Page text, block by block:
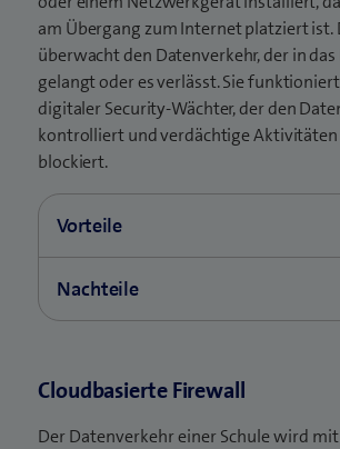
am Übergang zum Internet platziert ist.
überwacht den Datenverkehr, der in
gelangt oder es verlässt. Sie
digitaler Security-Wächter, der den
kontrolliert und verdächtige
blockiert.
Vorteile
Bei der Konfiguration der lokalen
Sicherheitsfunktionen, die Sie
deaktivieren können.
Nachteile
und komplexer wird, kann die
Cloudbasierte Firewall
Der Datenverkehr einer Schule wird